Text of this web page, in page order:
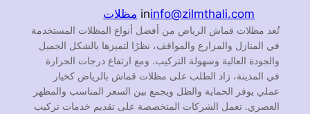
info@zilmthali.com
in مظلات
تُعد مظلات قماش الرياض من أفضل أنواع المظلات المستخدمة
في المنازل والمزارع والمواقف، نظرًا لتميزها بالشكل الجميل
والجودة العالية وسهولة التركيب. ومع ارتفاع درجات الحرارة
في المدينة، زاد الطلب على مظلات قماش بالرياض كخيار
عملي يوفر الحماية والظل ويجمع بين السعر المناسب والمظهر
العصري. تعمل الشركات المتخصصة على تقديم خدمات تركيب